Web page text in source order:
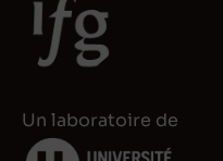
Un laboratoire de